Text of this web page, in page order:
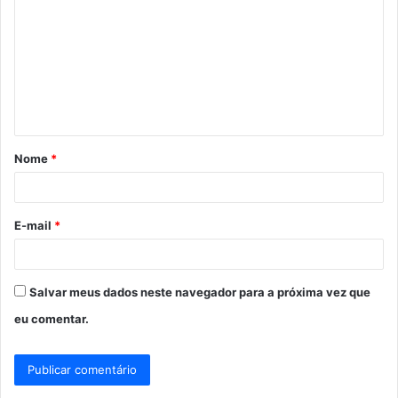
á
r
*
Nome *
E-mail *
Salvar meus dados neste navegador para a próxima vez que
eu comentar.